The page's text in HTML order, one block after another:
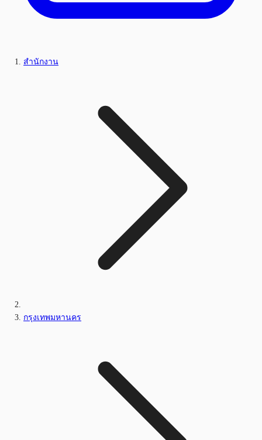
สำนักงาน
กรุงเทพมหานคร